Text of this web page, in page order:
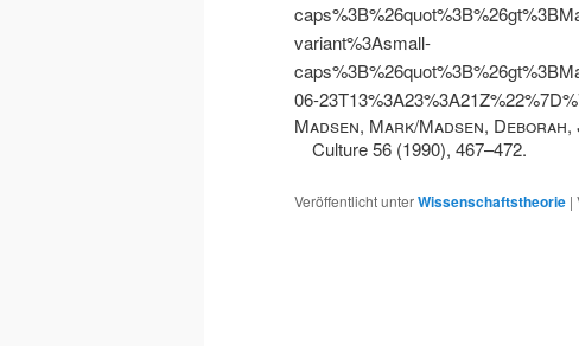
variant%3Asmall-
06-
Madsen, Mark/Madsen, Deborah,
Culture 56 (1990), 467–472.
Veröffentlicht unterWissenschaftstheorie |